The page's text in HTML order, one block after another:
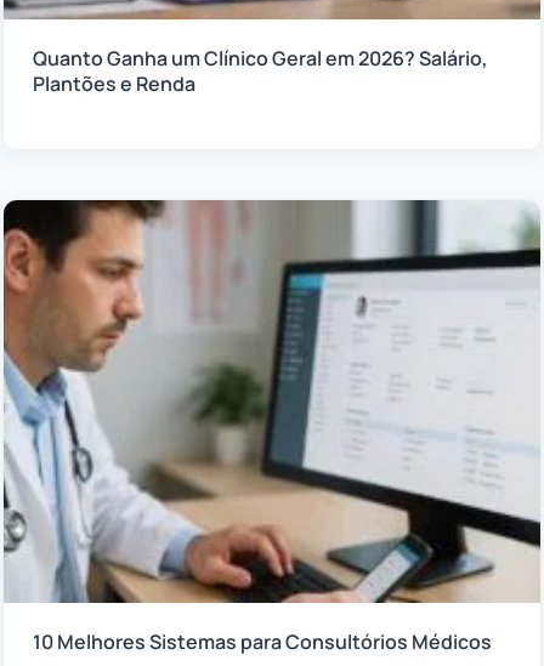
Quanto Ganha um Clínico Geral em 2026? Salário,
Plantões e Renda
10 Melhores Sistemas para Consultórios Médicos